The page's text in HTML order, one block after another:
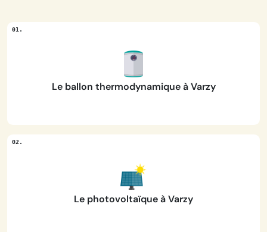
Le ballon thermodynamique à Varzy
Le photovoltaïque à Varzy